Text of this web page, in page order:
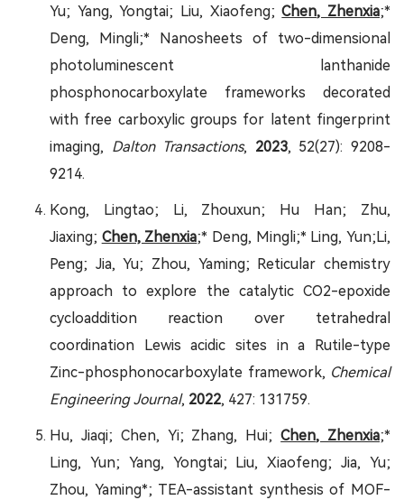
Yu; Yang, Yongtai; Liu, Xiaofeng;Chen, Zhenxia;*
Deng, Mingli;* Nanosheets of two-dimensional
photoluminescent lanthanide
phosphonocarboxylate frameworks decorated
with free carboxylic groups for latent fingerprint
imaging, Dalton Transactions, 2023, 52(27): 9208-
9214.
Kong, Lingtao; Li, Zhouxun; Hu Han; Zhu,
Jiaxing; Chen, Zhenxia;* Deng, Mingli;* Ling, Yun;Li,
Peng; Jia, Yu; Zhou, Yaming; Reticular chemistry
approach to explore the catalytic CO2-epoxide
cycloaddition reaction over tetrahedral
coordination Lewis acidic sites in a Rutile-type
Zinc-phosphonocarboxylate framework, Chemical
Engineering Journal, 2022, 427: 131759.
Hu, Jiaqi; Chen, Yi; Zhang, Hui;Chen, Zhenxia;*
Ling, Yun; Yang, Yongtai; Liu, Xiaofeng; Jia, Yu;
Zhou, Yaming*; TEA-assistant synthesis of MOF-